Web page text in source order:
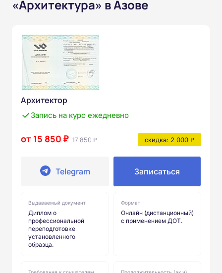
«Архитектура» в Азове
Архитектор
Запись на курс ежедневно
от 15 850 ₽ 17 850 ₽ скидка: 2 000 ₽
Telegram Записаться
Выдаваемый документ
Диплом о
профессиональной
переподготовке
установленного
образца.
Формат
Онлайн (дистанционный)
с применением ДОТ.